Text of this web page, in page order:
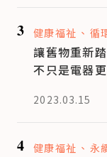
3 健康福祉 循
讓舊物重新
不只是電器
2023.03.15
4 健康福祉 永